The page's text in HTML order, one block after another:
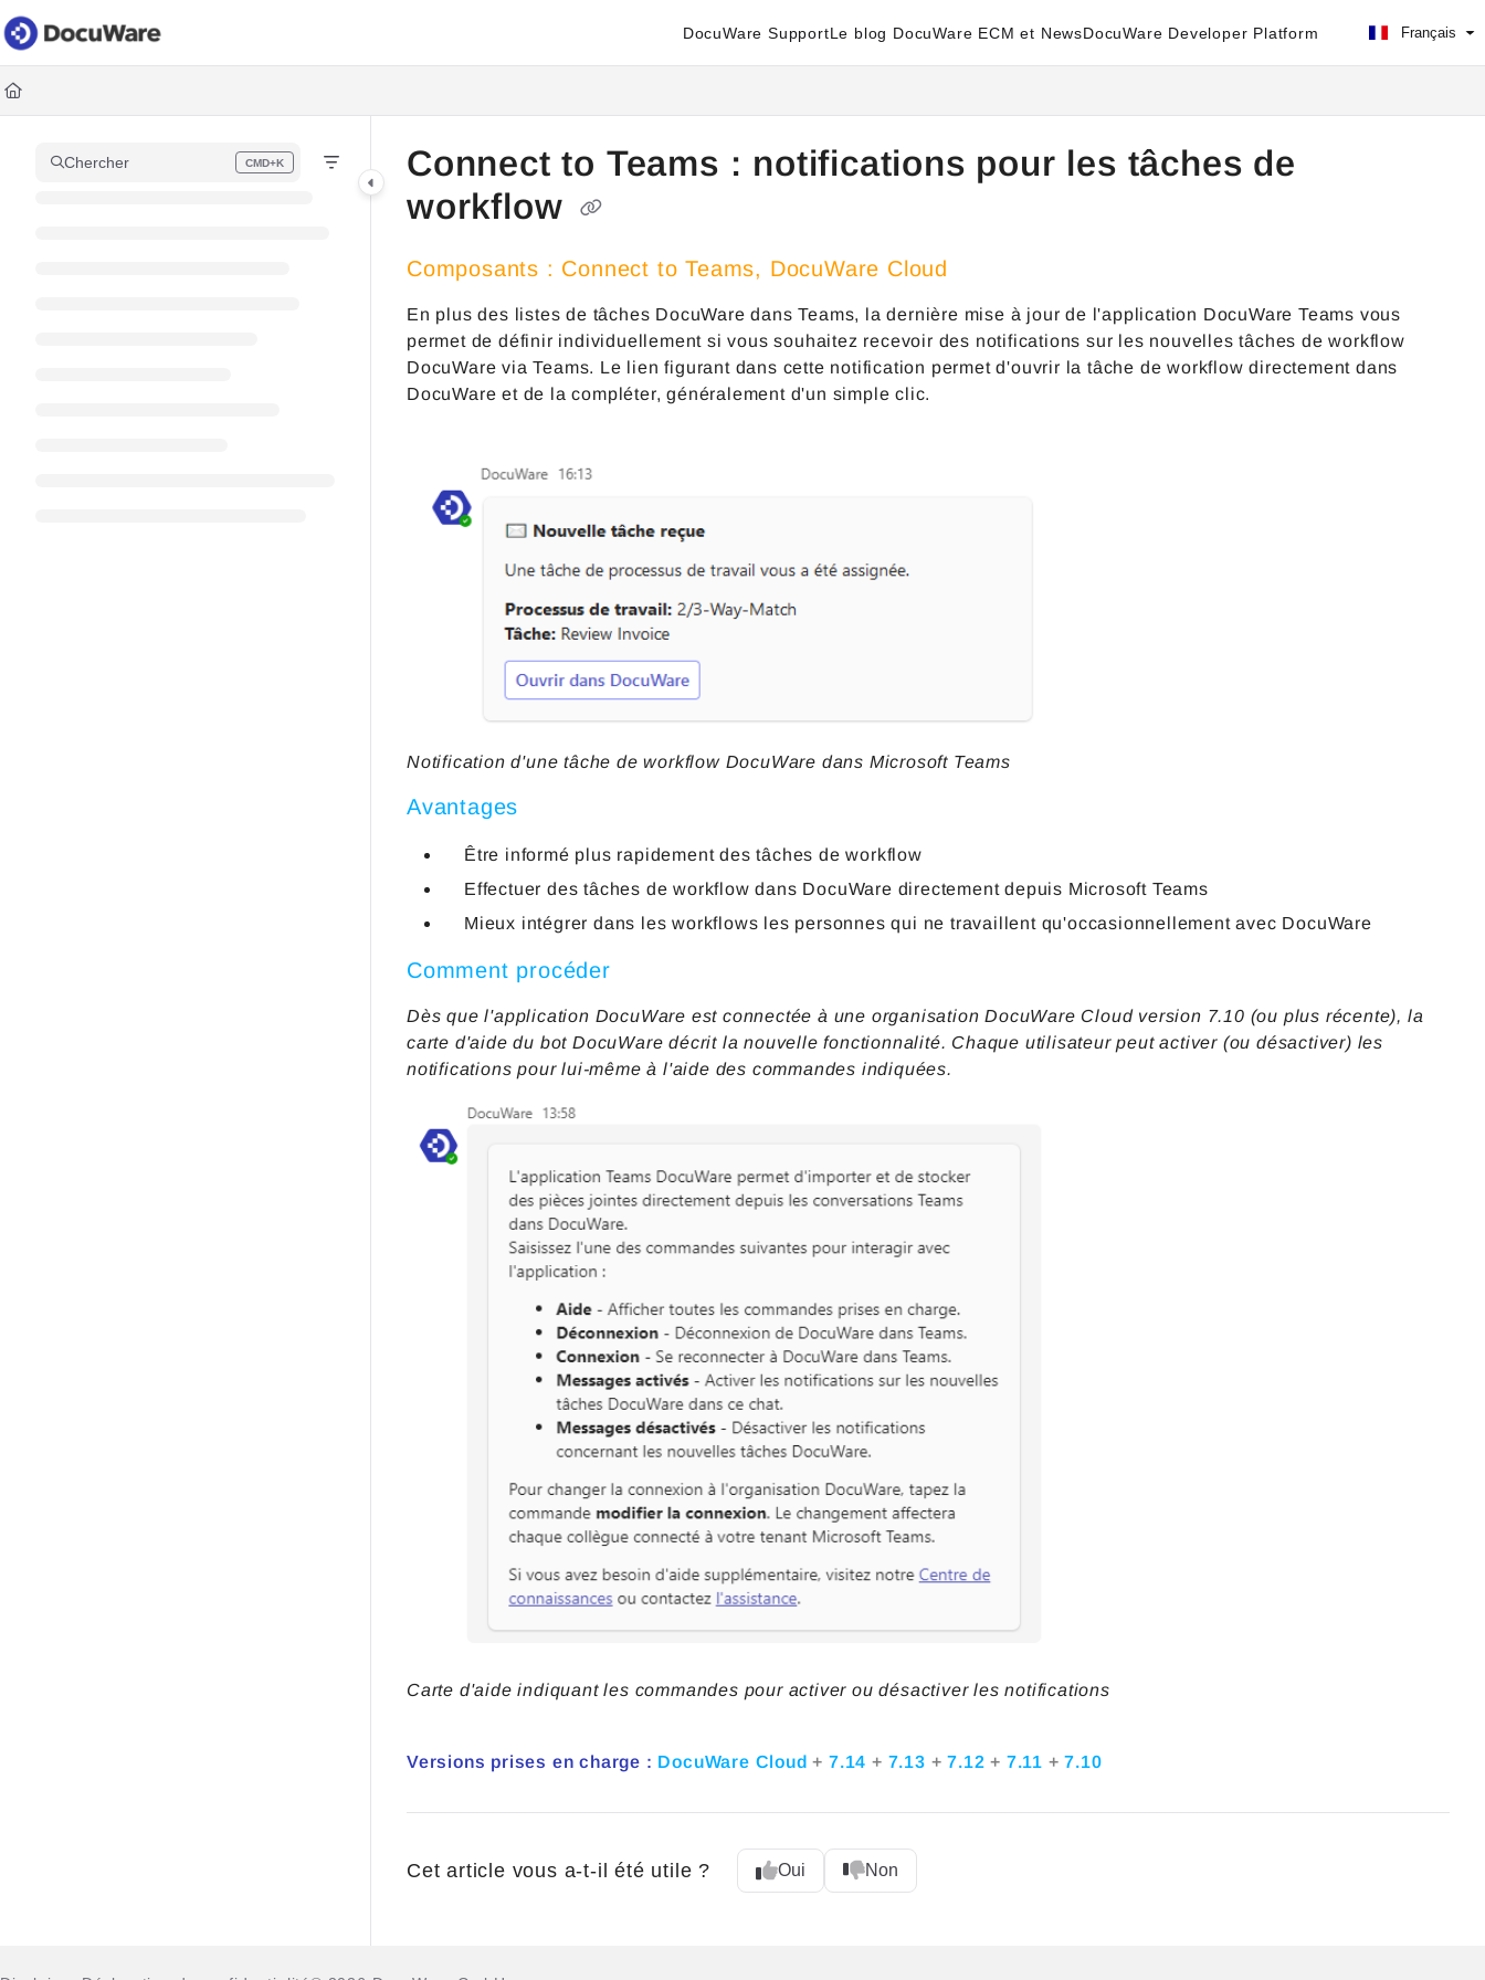
Documentation Index
Fetch the complete documentation index at:
Use this file to discover all available pages before exploring further.
DocuWare SupportLe blog DocuWare ECM et NewsDocuWare Developer Platform Français
Chercher CMD+K
Press CMD+K to open search
Connect to Teams : notifications pour les tâches de
workflow
Composants : Connect to Teams, DocuWare Cloud
En plus des listes de tâches DocuWare dans Teams, la dernière mise à jour de l'application DocuWare Teams vous
permet de définir individuellement si vous souhaitez recevoir des notifications sur les nouvelles tâches de workflow
DocuWare via Teams. Le lien figurant dans cette notification permet d'ouvrir la tâche de workflow directement dans
DocuWare et de la compléter, généralement d'un simple clic.
Notification d'une tâche de workflow DocuWare dans Microsoft Teams
Avantages
Être informé plus rapidement des tâches de workflow
Effectuer des tâches de workflow dans DocuWare directement depuis Microsoft Teams
Mieux intégrer dans les workflows les personnes qui ne travaillent qu'occasionnellement avec DocuWare
Comment procéder
Dès que l'application DocuWare est connectée à une organisation DocuWare Cloud version 7.10 (ou plus récente), la
carte d'aide du bot DocuWare décrit la nouvelle fonctionnalité. Chaque utilisateur peut activer (ou désactiver) les
notifications pour lui-même à l'aide des commandes indiquées.
Carte d'aide indiquant les commandes pour activer ou désactiver les notifications
Versions prises en charge : DocuWare Cloud+7.14+ 7.13 +7.12+ 7.11 +7.10
Cet article vous a-t-il été utile ? Oui Non